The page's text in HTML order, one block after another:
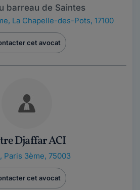
barreau de Saintes
, La Chapelle-des-Pots, 17100
cet avocat
Djaffar ACI
, Paris 3ème, 75003
cet avocat